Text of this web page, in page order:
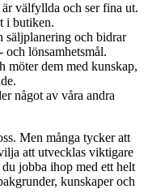
välfyllda och ser fina ut.
i butiken.
säljplanering och bidrar
lönsamhetsmål.
möter dem med kunskap,
något av våra andra
Men många tycker att
att utvecklas viktigare
jobba ihop med ett helt
kunskaper och